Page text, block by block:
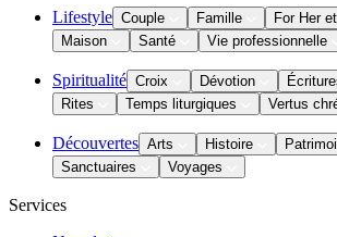
Lifestyle Couple Famille
For Her
Maison
Santé Vie professionnelle
Spiritualité Croix Dévotion
Rites
Temps liturgiques Vertus
Découvertes Arts Histoire
Sanctuaires
Voyages
Services